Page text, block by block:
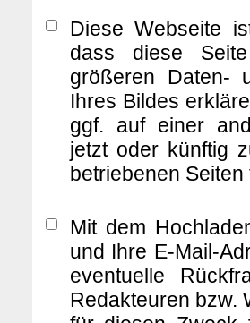
Diese Webseite
dass diese
größeren Daten-
Ihres Bildes
ggf. auf einer
jetzt oder künftig
betriebenen
Mit dem
und Ihre E-Mail-
eventuelle
Redakteuren bzw.